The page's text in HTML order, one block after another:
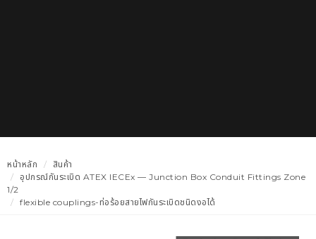
หน้าหลัก
สินค้า
อุปกรณ์กันระเบิด ATEX IECEx — Junction Box Conduit Fittings Zone
1/2
flexible couplings-ท่อร้อยสายไฟกันระเบิดชนิดงอได้